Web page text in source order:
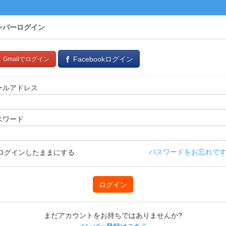
バーログイン
Gmailでログイン Facebookログイン
ルアドレス
ワード
グインしたままにする パスワードをお忘れで
ログイン
まだアカウントをお持ちではありませんか?